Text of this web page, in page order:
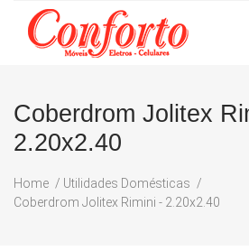
Coberdrom Jolitex
2.20x2.40
Home
Utilidades Domésticas
Coberdrom Jolitex Rimini - 2.20x2.40